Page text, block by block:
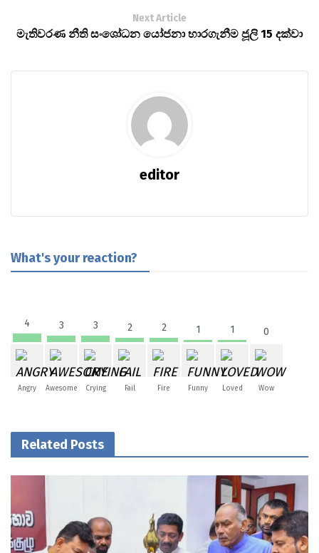
Next Article
මැතිවරණ නීති සංශෝධන යෝජනා භාරගැනීම ජූලි 15 දක්වා
editor
What's your reaction?
4
Angry
3
Awesome
3
Crying
2
Fail
2
Fire
1
Funny
1
Loved
0
Wow
Related Posts